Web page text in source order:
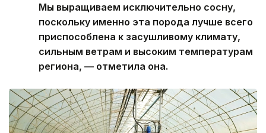
Мы выращиваем исключительно сосну,
поскольку именно эта порода лучше всего
приспособлена к засушливому климату,
сильным ветрам и высоким температурам
региона, — отметила она.